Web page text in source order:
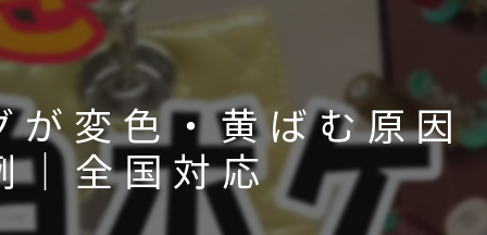
レシッズ職人独立塾」
が変色・黄ばむ原因
｜全国対応